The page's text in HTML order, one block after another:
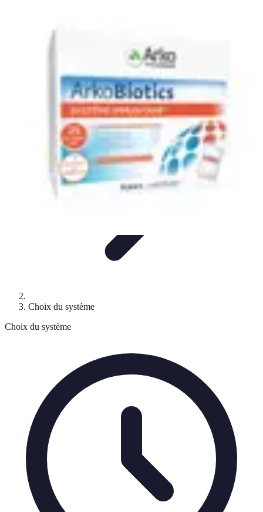
Entretien et Maintenance
Choix du système
Choix du système